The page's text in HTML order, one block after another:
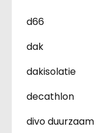
d66
dak
dakisolatie
decathlon
divo duurzaam